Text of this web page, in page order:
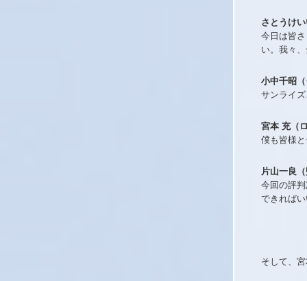
さとうけ
今日は皆
い。我々
小中千昭
サンライ
宮本 充（
僕も皆様
片山一良
今回の評
できれば
そして、